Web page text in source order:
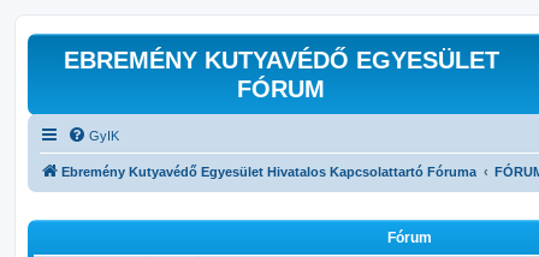
EBREMÉNY KUTYAVÉDŐ EGYESÜLET
FÓRUM
GyIK
Ebremény Kutyavédő Egyesület Hivatalos Kapcsolattartó Fóruma
Fórum